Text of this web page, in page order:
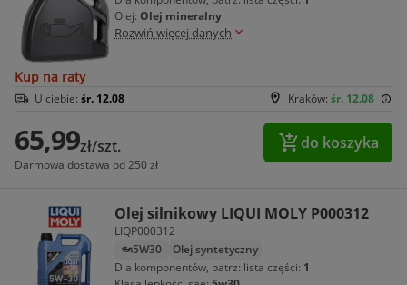
Olej: Olej mineralny
Rozwiń więcej danych
Kup na raty
Kraków: śr. 12.08
U ciebie: śr. 12.08
65,99zł/szt.
Darmowa dostawa od 250 zł
do koszyka
Olej silnikowy LIQUI MOLY P000312
LIQP000312
5W30
Olej syntetyczny
Dla komponentów, patrz: lista części: 1